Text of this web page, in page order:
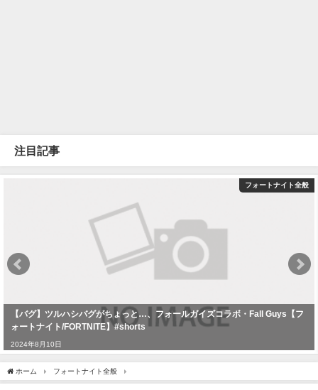
注目記事
フォートナイト全般
【バグ】ツルハシバグがちょっと…、フォールガイズコラボ・Fall Guys【フ
ォートナイト/FORTNITE】#shorts
2024年8月10日
ホーム フォートナイト全般